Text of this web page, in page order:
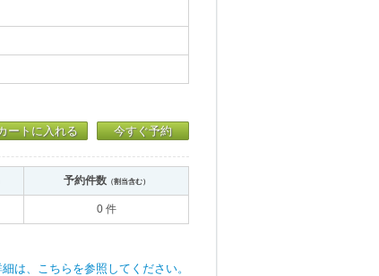
ートに入れる 今すぐ予約
予約件数（割当含む）
0 件
は、こちらを参照してください。